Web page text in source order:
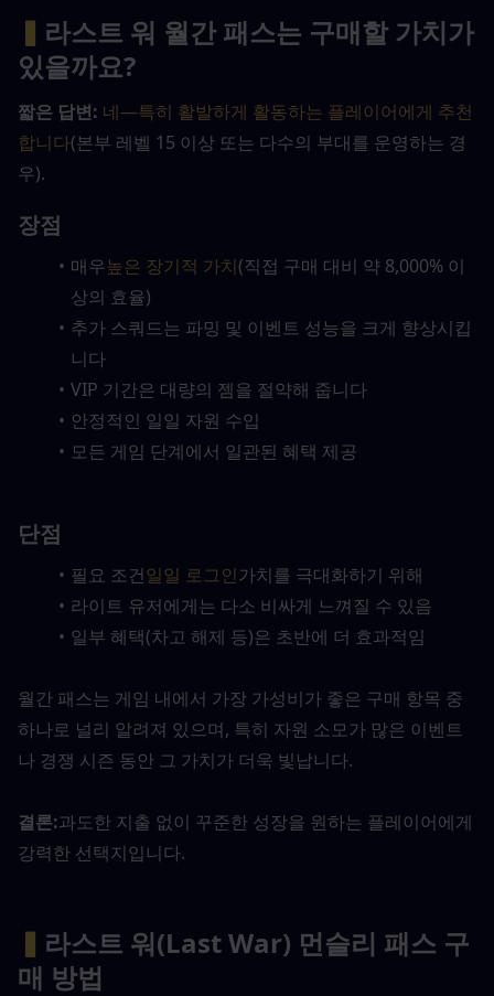
▍ 라스트 워 월간 패스는 구매할 가치가
있을까요?
짧은 답변: 네—특히 활발하게 활동하는 플레이어에게 추천
합니다(본부 레벨 15 이상 또는 다수의 부대를 운영하는 경
우).
장점
매우높은 장기적 가치(직접 구매 대비 약 8,000% 이
상의 효율)
추가 스쿼드는 파밍 및 이벤트 성능을 크게 향상시킵
니다
VIP 기간은 대량의 젬을 절약해 줍니다
안정적인 일일 자원 수입
모든 게임 단계에서 일관된 혜택 제공
단점
필요 조건일일 로그인가치를 극대화하기 위해
라이트 유저에게는 다소 비싸게 느껴질 수 있음
일부 혜택(차고 해제 등)은 초반에 더 효과적임
월간 패스는 게임 내에서 가장 가성비가 좋은 구매 항목 중
하나로 널리 알려져 있으며, 특히 자원 소모가 많은 이벤트
나 경쟁 시즌 동안 그 가치가 더욱 빛납니다.
결론:과도한 지출 없이 꾸준한 성장을 원하는 플레이어에게
강력한 선택지입니다.
▍ 라스트 워(Last War) 먼슬리 패스 구
매 방법